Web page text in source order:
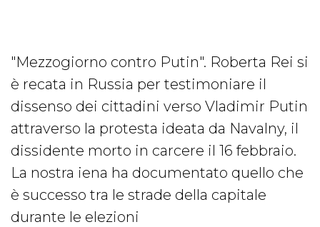
"Mezzogiorno contro Putin". Roberta Rei si
è recata in Russia per testimoniare il
dissenso dei cittadini verso Vladimir Putin
attraverso la protesta ideata da Navalny, il
dissidente morto in carcere il 16 febbraio.
La nostra iena ha documentato quello che
è successo tra le strade della capitale
durante le elezioni